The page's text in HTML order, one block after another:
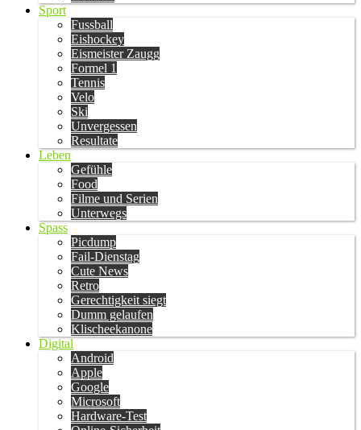
Sport
Fussball
Eishockey
Eismeister Zaugg
Formel 1
Tennis
Velo
Ski
Unvergessen
Resultate
Leben
Gefühle
Food
Filme und Serien
Unterwegs
Spass
Picdump
Fail-Dienstag
Cute News
Retro
Gerechtigkeit siegt
Dumm gelaufen
Klischeekanone
Digital
Android
Apple
Google
Microsoft
Hardware-Test